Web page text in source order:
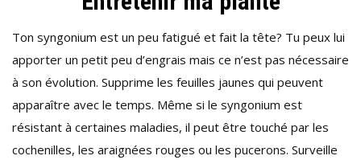
Ton syngonium est un peu fatigué et fait la tête? Tu peux lui
apporter un petit peu d’engrais mais ce n’est pas nécessaire
à son évolution. Supprime les feuilles jaunes qui peuvent
apparaître avec le temps. Même si le syngonium est
résistant à certaines maladies, il peut être touché par les
cochenilles, les araignées rouges ou les pucerons. Surveille